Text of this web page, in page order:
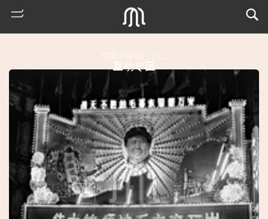
互动专区